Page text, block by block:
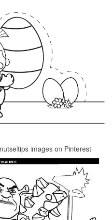
images on Pinterest